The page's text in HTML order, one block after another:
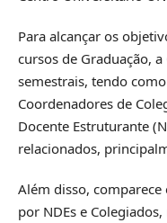
Para alcançar os
cursos de Graduação,
semestrais, tendo
Coordenadores de
Docente Estruturante
relacionados,
Além disso,
por NDEs e